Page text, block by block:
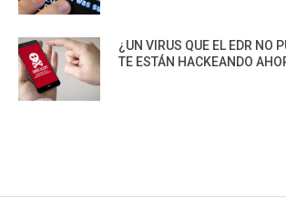
¿UN VIRUS QUE EL EDR NO
TE ESTÁN HACKEANDO